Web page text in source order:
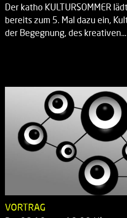
Der katho KULTURSOMMER
bereits zum 5. Mal dazu ein,
der Begegnung, des kreativen…
VORTRAG